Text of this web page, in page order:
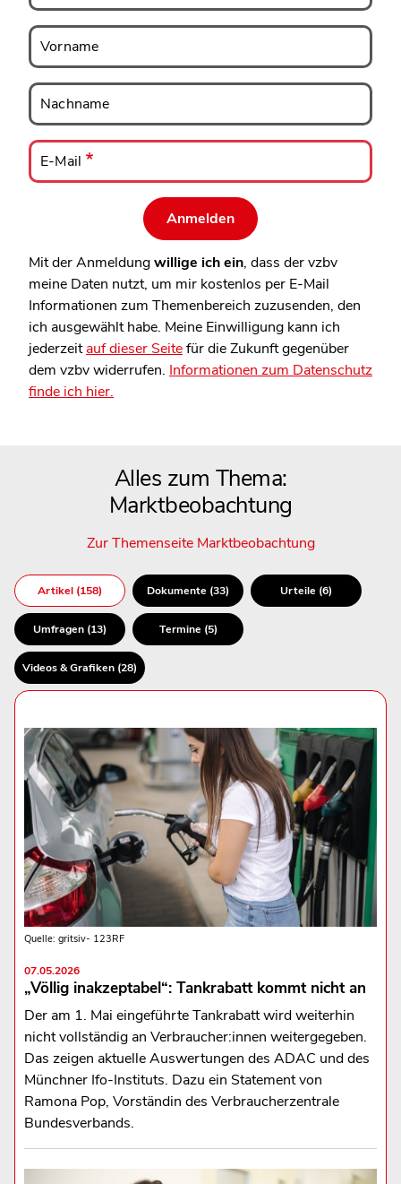
Vorname
Vorname
Nachname
Nachname
E-
Mail
E-Mail
Mit der Anmeldungwillige ich ein, dass der vzbv
meine Daten nutzt, um mir kostenlos per E-Mail
Informationen zum Themenbereich zuzusenden, den
ich ausgewählt habe. Meine Einwilligung kann ich
jederzeitauf dieser Seitefür die Zukunft gegenüber
dem vzbv widerrufen. Informationen zum Datenschutz
finde ich hier.
Alles zum Thema:
Marktbeobachtung
Zur Themenseite Marktbeobachtung
Artikel (158) Dokumente (33) Urteile (6)
Umfragen (13) Termine (5)
Videos & Grafiken (28)
Quelle: gritsiv- 123RF
07.05.2026
„Völlig inakzeptabel“: Tankrabatt kommt nicht an
Der am 1. Mai eingeführte Tankrabatt wird weiterhin
nicht vollständig an Verbraucher:innen weitergegeben.
Das zeigen aktuelle Auswertungen des ADAC und des
Münchner Ifo-Instituts. Dazu ein Statement von
Ramona Pop, Vorständin des Verbraucherzentrale
Bundesverbands.